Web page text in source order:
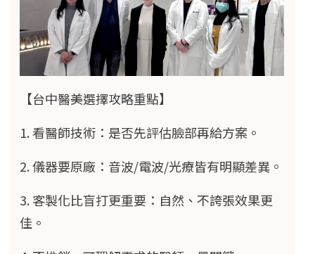
【台中醫美選擇攻略重點】
1. 看醫師技術：是否先評估臉部再給方案。
2. 儀器要原廠：音波/電波/光療皆有明顯差異。
3. 客製化比盲打更重要：自然、不誇張效果更
佳。